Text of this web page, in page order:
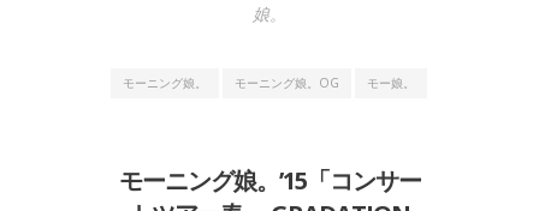
娘。
モーニング娘。 モーニング娘。OG モー娘。
モーニング娘。’15「コンサー